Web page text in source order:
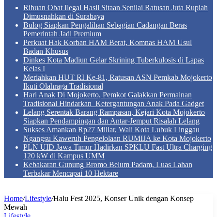
Ribuan Obat Ilegal Hasil Sitaan Senilai Ratusan Juta Rupiah
Dimusnahkan di Surabaya
Bulog Siapkan Pengalihan Sebagian Cadangan Beras
Pemerintah Jadi Premium
Perkuat Hak Korban HAM Berat, Komnas HAM Usul
Badan Khusus
Dinkes Kota Madiun Gelar Skrining Tuberkulosis di Lapas
Kelas I
Meriahkan HUT RI Ke-81, Ratusan ASN Pemkab Mojokerto
Ikuti Olahraga Tradisional
Hari Anak Di Mojokerto, Pemkot Galakkan Permainan
Tradisional Hindarkan Ketergantungan Anak Pada Gadget
Lelang Serentak Barang Rampasan, Kejari Kota Mojokerto
Siapkan Pendampingan dan Antar-Jemput Risalah Lelang
Sukses Amankan Rp27 Miliar, Wali Kota Lubuk Linggau
Ngangsu Kaweruh Pengelolaan RUMIJA ke Kota Mojokerto
PLN UID Jawa Timur Hadirkan SPKLU Fast Ultra Charging
120 kW di Kampus UMM
Kebakaran Gunung Bromo Belum Padam, Luas Lahan
Terbakar Mencapai 10 Hektare
Home/Lifestyle/Halu Fest 2025, Konser Unik dengan Konsep
Mewah